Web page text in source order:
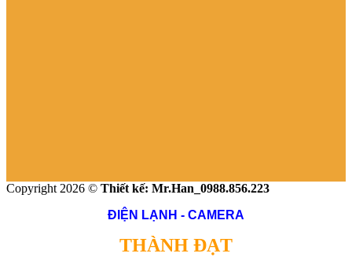
Copyright 2026 © Thiết kế: Mr.Han_0988.856.223
ĐIỆN LẠNH - CAMERA
THÀNH ĐẠT